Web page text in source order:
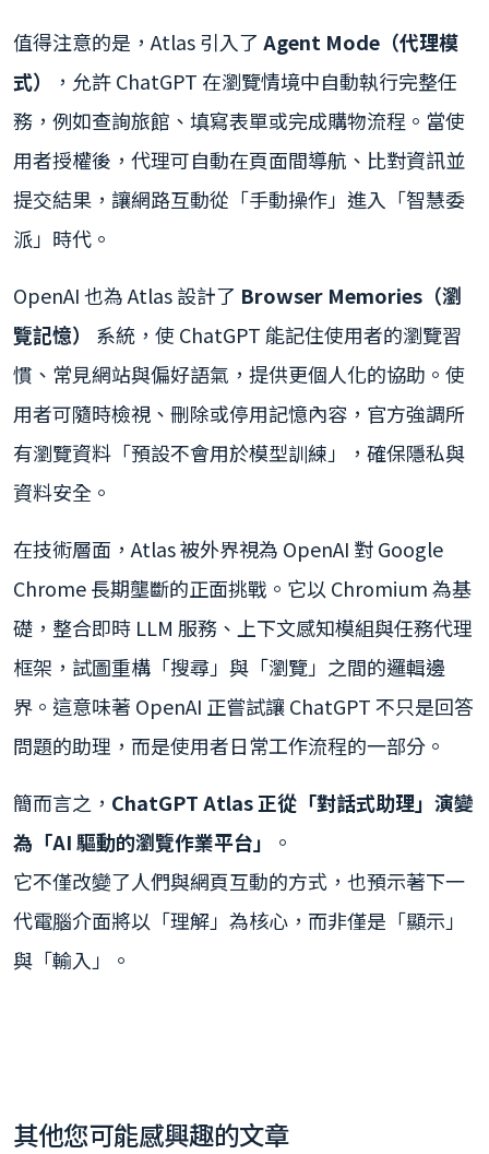
值得注意的是，Atlas 引入了 Agent Mode（代理模
式）
，允許 ChatGPT 在瀏覽情境中自動執行完整任
務，例如查詢旅館、填寫表單或完成購物流程。當使
用者授權後，代理可自動在頁面間導航、比對資訊並
提交結果，讓網路互動從「手動操作」進入「智慧委
派」時代。
OpenAI 也為 Atlas 設計了 Browser Memories（瀏
覽記憶）
系統，使 ChatGPT 能記住使用者的瀏覽習
慣、常見網站與偏好語氣，提供更個人化的協助。使
用者可隨時檢視、刪除或停用記憶內容，官方強調所
有瀏覽資料「預設不會用於模型訓練」，確保隱私與
資料安全。
在技術層面，Atlas 被外界視為 OpenAI 對 Google
Chrome 長期壟斷的正面挑戰。它以 Chromium 為基
礎，整合即時 LLM 服務、上下文感知模組與任務代理
框架，試圖重構「搜尋」與「瀏覽」之間的邏輯邊
界。這意味著 OpenAI 正嘗試讓 ChatGPT 不只是回答
問題的助理，而是使用者日常工作流程的一部分。
簡而言之， ChatGPT Atlas 正從「對話式助理」演變
為「AI 驅動的瀏覽作業平台」
。
它不僅改變了人們與網頁互動的方式，也預示著下一
代電腦介面將以「理解」為核心，而非僅是「顯示」
與「輸入」。
其他您可能感興趣的文章